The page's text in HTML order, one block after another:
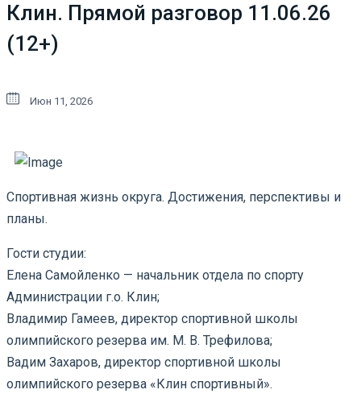
Клин. Прямой разговор 11.06.26
(12+)
Июн 11, 2026
Спортивная жизнь округа. Достижения, перспективы и
планы.
Гости студии:
Елена Самойленко — начальник отдела по спорту
Администрации г.о. Клин;
Владимир Гамеев, директор спортивной школы
олимпийского резерва им. М. В. Трефилова;
Вадим Захаров, директор спортивной школы
олимпийского резерва «Клин спортивный».